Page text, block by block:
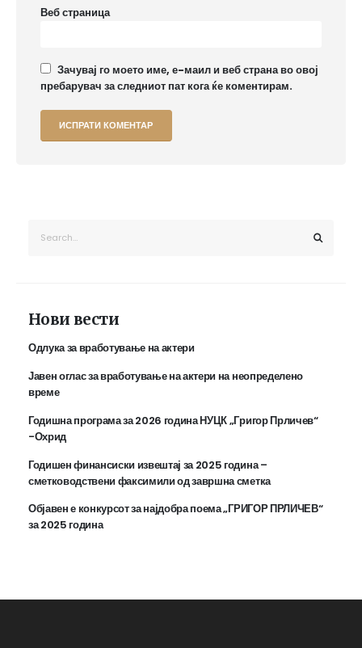
Веб страница
Зачувај го моето име, е-маил и веб страна во овој
пребарувач за следниот пат кога ќе коментирам.
Нови вести
Одлука за вработување на актери
Јавен оглас за вработување на актери на неопределено
време
Годишна програма за 2026 година НУЦК „Григор Прличев“
-Охрид
Годишен финансиски извештај за 2025 година –
сметководствени факсимили од завршна сметка
Објавен е конкурсот за најдобра поема „ГРИГОР ПРЛИЧЕВ“
за 2025 година